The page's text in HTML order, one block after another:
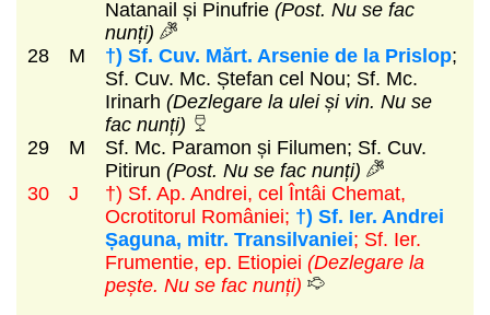
Natanail și Pinufrie (Post. Nu se fac
nunți)
28
M †) Sf. Cuv. Mărt. Arsenie de la Prislop;
Sf. Cuv. Mc. Ștefan cel Nou; Sf. Mc.
Irinarh (Dezlegare la ulei și vin. Nu se
fac nunți)
29
M
Sf. Mc. Paramon și Filumen; Sf. Cuv.
Pitirun (Post. Nu se fac nunți)
30
J
†) Sf. Ap. Andrei, cel Întâi Chemat,
Ocrotitorul României; †) Sf. Ier. Andrei
Șaguna, mitr. Transilvaniei; Sf. Ier.
Frumentie, ep. Etiopiei (Dezlegare la
pește. Nu se fac nunți)